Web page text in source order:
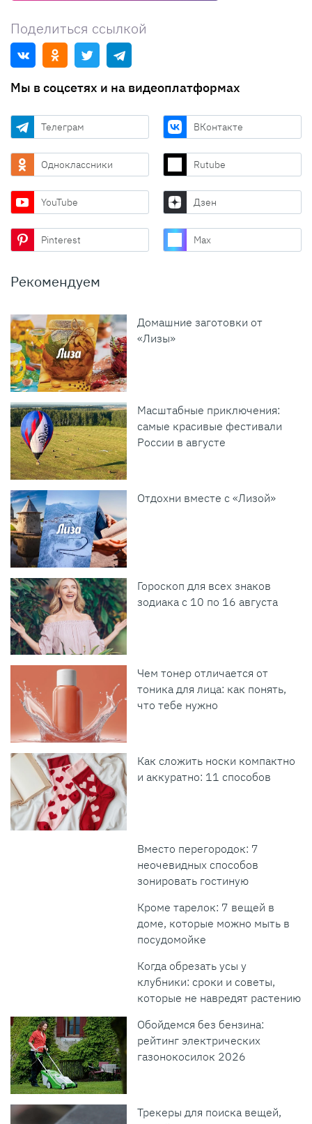
Поделиться ссылкой
Мы в соцсетях и на видеоплатформах
Телеграм ВКонтакте
Одноклассники Rutube
YouTube Дзен
Pinterest Max
Рекомендуем
Домашние заготовки от
«Лизы»
Масштабные приключения:
самые красивые фестивали
России в августе
Отдохни вместе с «Лизой»
Гороскоп для всех знаков
зодиака с 10 по 16 августа
Чем тонер отличается от
тоника для лица: как понять,
что тебе нужно
Как сложить носки компактно
и аккуратно: 11 способов
Вместо перегородок: 7
неочевидных способов
зонировать гостиную
Кроме тарелок: 7 вещей в
доме, которые можно мыть в
посудомойке
Когда обрезать усы у
клубники: сроки и советы,
которые не навредят растению
Обойдемся без бензина:
рейтинг электрических
газонокосилок 2026
Трекеры для поиска вещей,